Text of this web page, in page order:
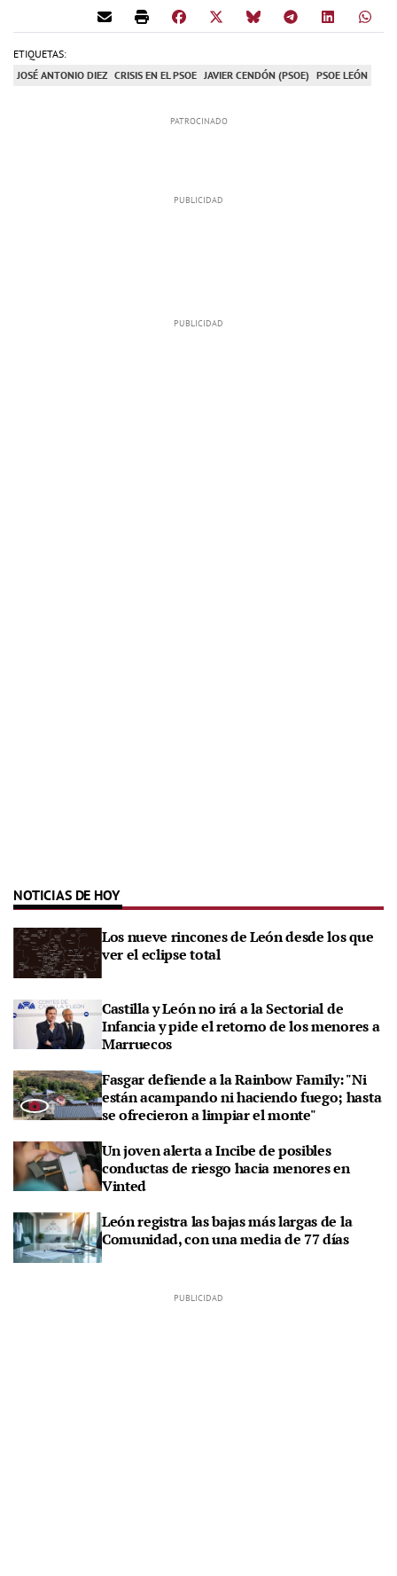
ETIQUETAS:
JOSÉ ANTONIO DIEZ CRISIS EN EL PSOE JAVIER CENDÓN (PSOE) PSOE LEÓN
NOTICIAS DE HOY
Los nueve rincones de León desde los que
ver el eclipse total
Castilla y León no irá a la Sectorial de
Infancia y pide el retorno de los menores a
Marruecos
Fasgar defiende a la Rainbow Family: "Ni
están acampando ni haciendo fuego; hasta
se ofrecieron a limpiar el monte"
Un joven alerta a Incibe de posibles
conductas de riesgo hacia menores en
Vinted
León registra las bajas más largas de la
Comunidad, con una media de 77 días